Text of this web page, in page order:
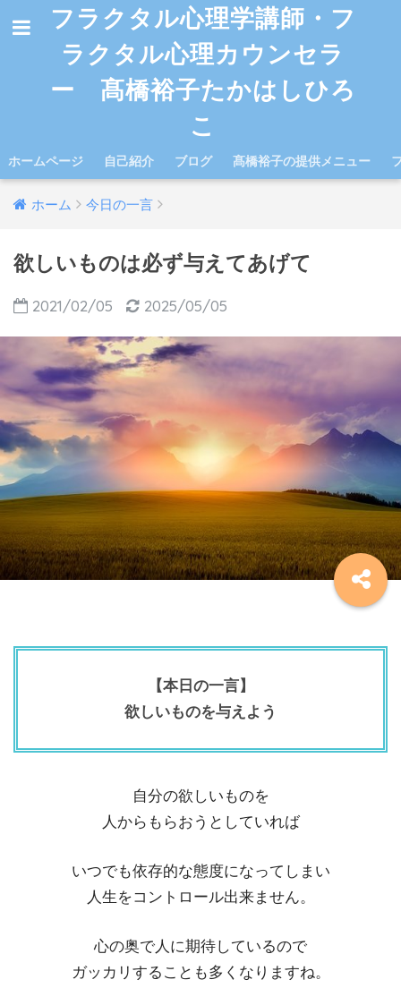
フラクタル心理学講師・フ
ラクタル心理カウンセラ
ー 髙橋裕子たかはしひろ
こ
ホームページ 自己紹介 ブログ 髙橋裕子の提供メニュー
ホーム 今日の一言
欲しいものは必ず与えてあげて
2021/02/05 2025/05/05
【本日の一言】
欲しいものを与えよう
自分の欲しいものを
人からもらおうとしていれば
いつでも依存的な態度になってしまい
人生をコントロール出来ません。
心の奥で人に期待しているので
ガッカリすることも多くなりますね。